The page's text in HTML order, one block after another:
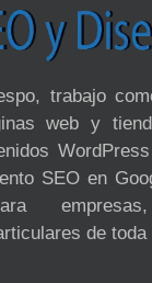
trabajo
web y
SEO en
de toda